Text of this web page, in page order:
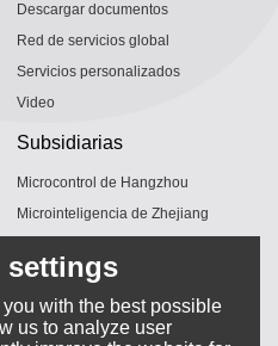
Descargar documentos
Red de servicios global
Servicios personalizados
Video
Subsidiarias
Microcontrol de Hangzhou
Microinteligencia de Zhejiang
settings
with the best possible
us to analyze user